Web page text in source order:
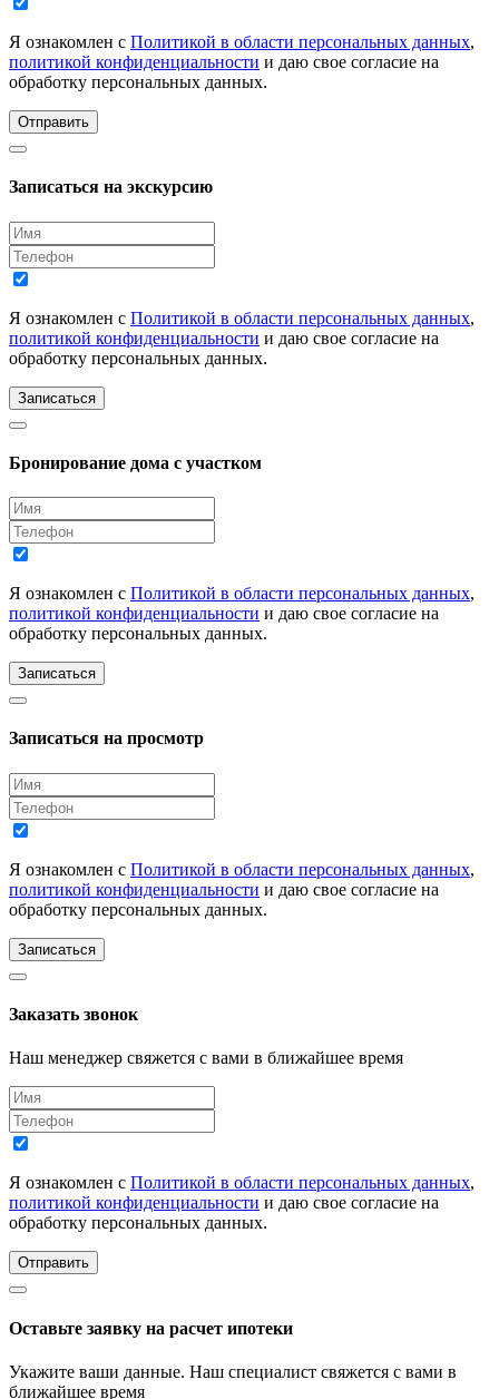
Я ознакомлен с Политикой в области персональных данных,
политикой конфиденциальности и даю свое согласие на
обработку персональных данных.
Отправить
Записаться на экскурсию
Я ознакомлен с Политикой в области персональных данных,
политикой конфиденциальности и даю свое согласие на
обработку персональных данных.
Записаться
Бронирование дома с участком
Я ознакомлен с Политикой в области персональных данных,
политикой конфиденциальности и даю свое согласие на
обработку персональных данных.
Записаться
Записаться на просмотр
Я ознакомлен с Политикой в области персональных данных,
политикой конфиденциальности и даю свое согласие на
обработку персональных данных.
Записаться
Заказать звонок
Наш менеджер свяжется с вами в ближайшее время
Я ознакомлен с Политикой в области персональных данных,
политикой конфиденциальности и даю свое согласие на
обработку персональных данных.
Отправить
Оставьте заявку на расчет ипотеки
Укажите ваши данные. Наш специалист свяжется с вами в
ближайшее время